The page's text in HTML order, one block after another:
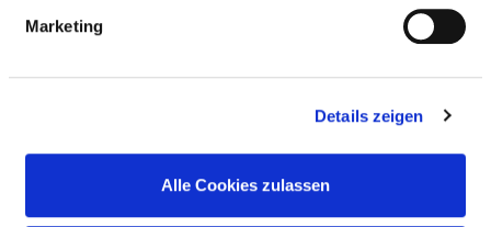
Marketing
Details zeigen
Alle Cookies zulassen
Vollstationäre Fallzahl: 1.370
Ambulante Fallzahl: 3.545
Art des Trägers: privat